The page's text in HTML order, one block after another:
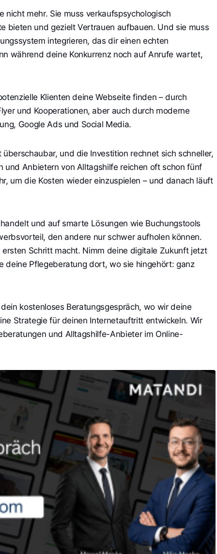
nicht mehr. Sie muss verkaufspsychologisch
bieten und gezielt Vertrauen aufbauen. Und sie muss
integrieren, das dir einen echten
während deine Konkurrenz noch auf Anrufe wartet,
Klienten deine Webseite finden – durch
und Kooperationen, aber auch durch moderne
Google Ads und Social Media.
und die Investition rechnet sich schneller,
und Anbietern von Alltagshilfe reichen oft schon fünf
um die Kosten wieder einzuspielen – und danach läuft
und auf smarte Lösungen wie Buchungstools
den andere nur schwer aufholen können.
Schritt macht. Nimm deine digitale Zukunft jetzt
deine Pflegeberatung dort, wo sie hingehört: ganz
kostenloses Beratungsgespräch, wo wir deine
Strategie für deinen Internetauftritt entwickeln. Wir
und Alltagshilfe-Anbieter im Online-